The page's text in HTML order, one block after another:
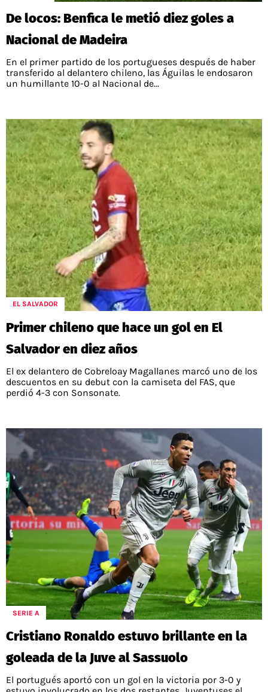
De locos: Benfica le metió diez goles a
Nacional de Madeira
En el primer partido de los portugueses después de haber
transferido al delantero chileno, las Águilas le endosaron
un humillante 10-0 al Nacional de...
EL SALVADOR
Primer chileno que hace un gol en El
Salvador en diez años
El ex delantero de Cobreloay Magallanes marcó uno de los
descuentos en su debut con la camiseta del FAS, que
perdió 4-3 con Sonsonate.
SERIE A
Cristiano Ronaldo estuvo brillante en la
goleada de la Juve al Sassuolo
El portugués aportó con un gol en la victoria por 3-0 y